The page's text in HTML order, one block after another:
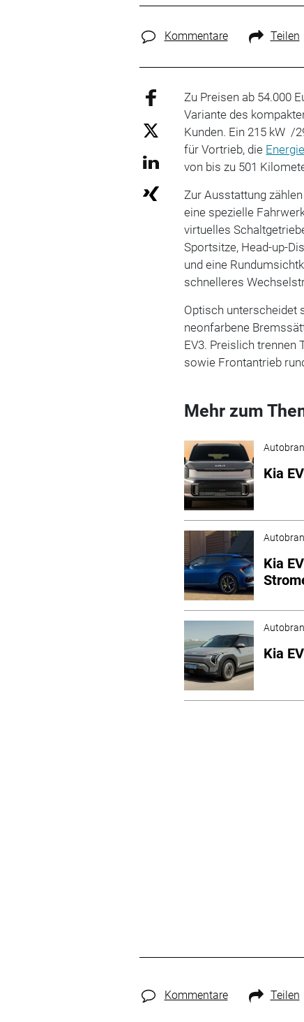
Kommentare Teilen
Zu Preisen ab 54.000
Variante des
Kunden. Ein 215 kW /
für Vortrieb, die Energie
von bis zu 501
Zur Ausstattung
eine spezielle
virtuelles
Sportsitze, Head-up-
und eine
schnelleres
Optisch unterscheidet
neonfarbene
EV3. Preislich trennen
sowie Frontantrieb
Mehr zum
Kia
Kia
Kia
Kommentare Teilen